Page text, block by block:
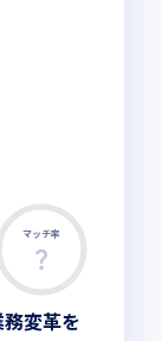
マッチ率
務変革を